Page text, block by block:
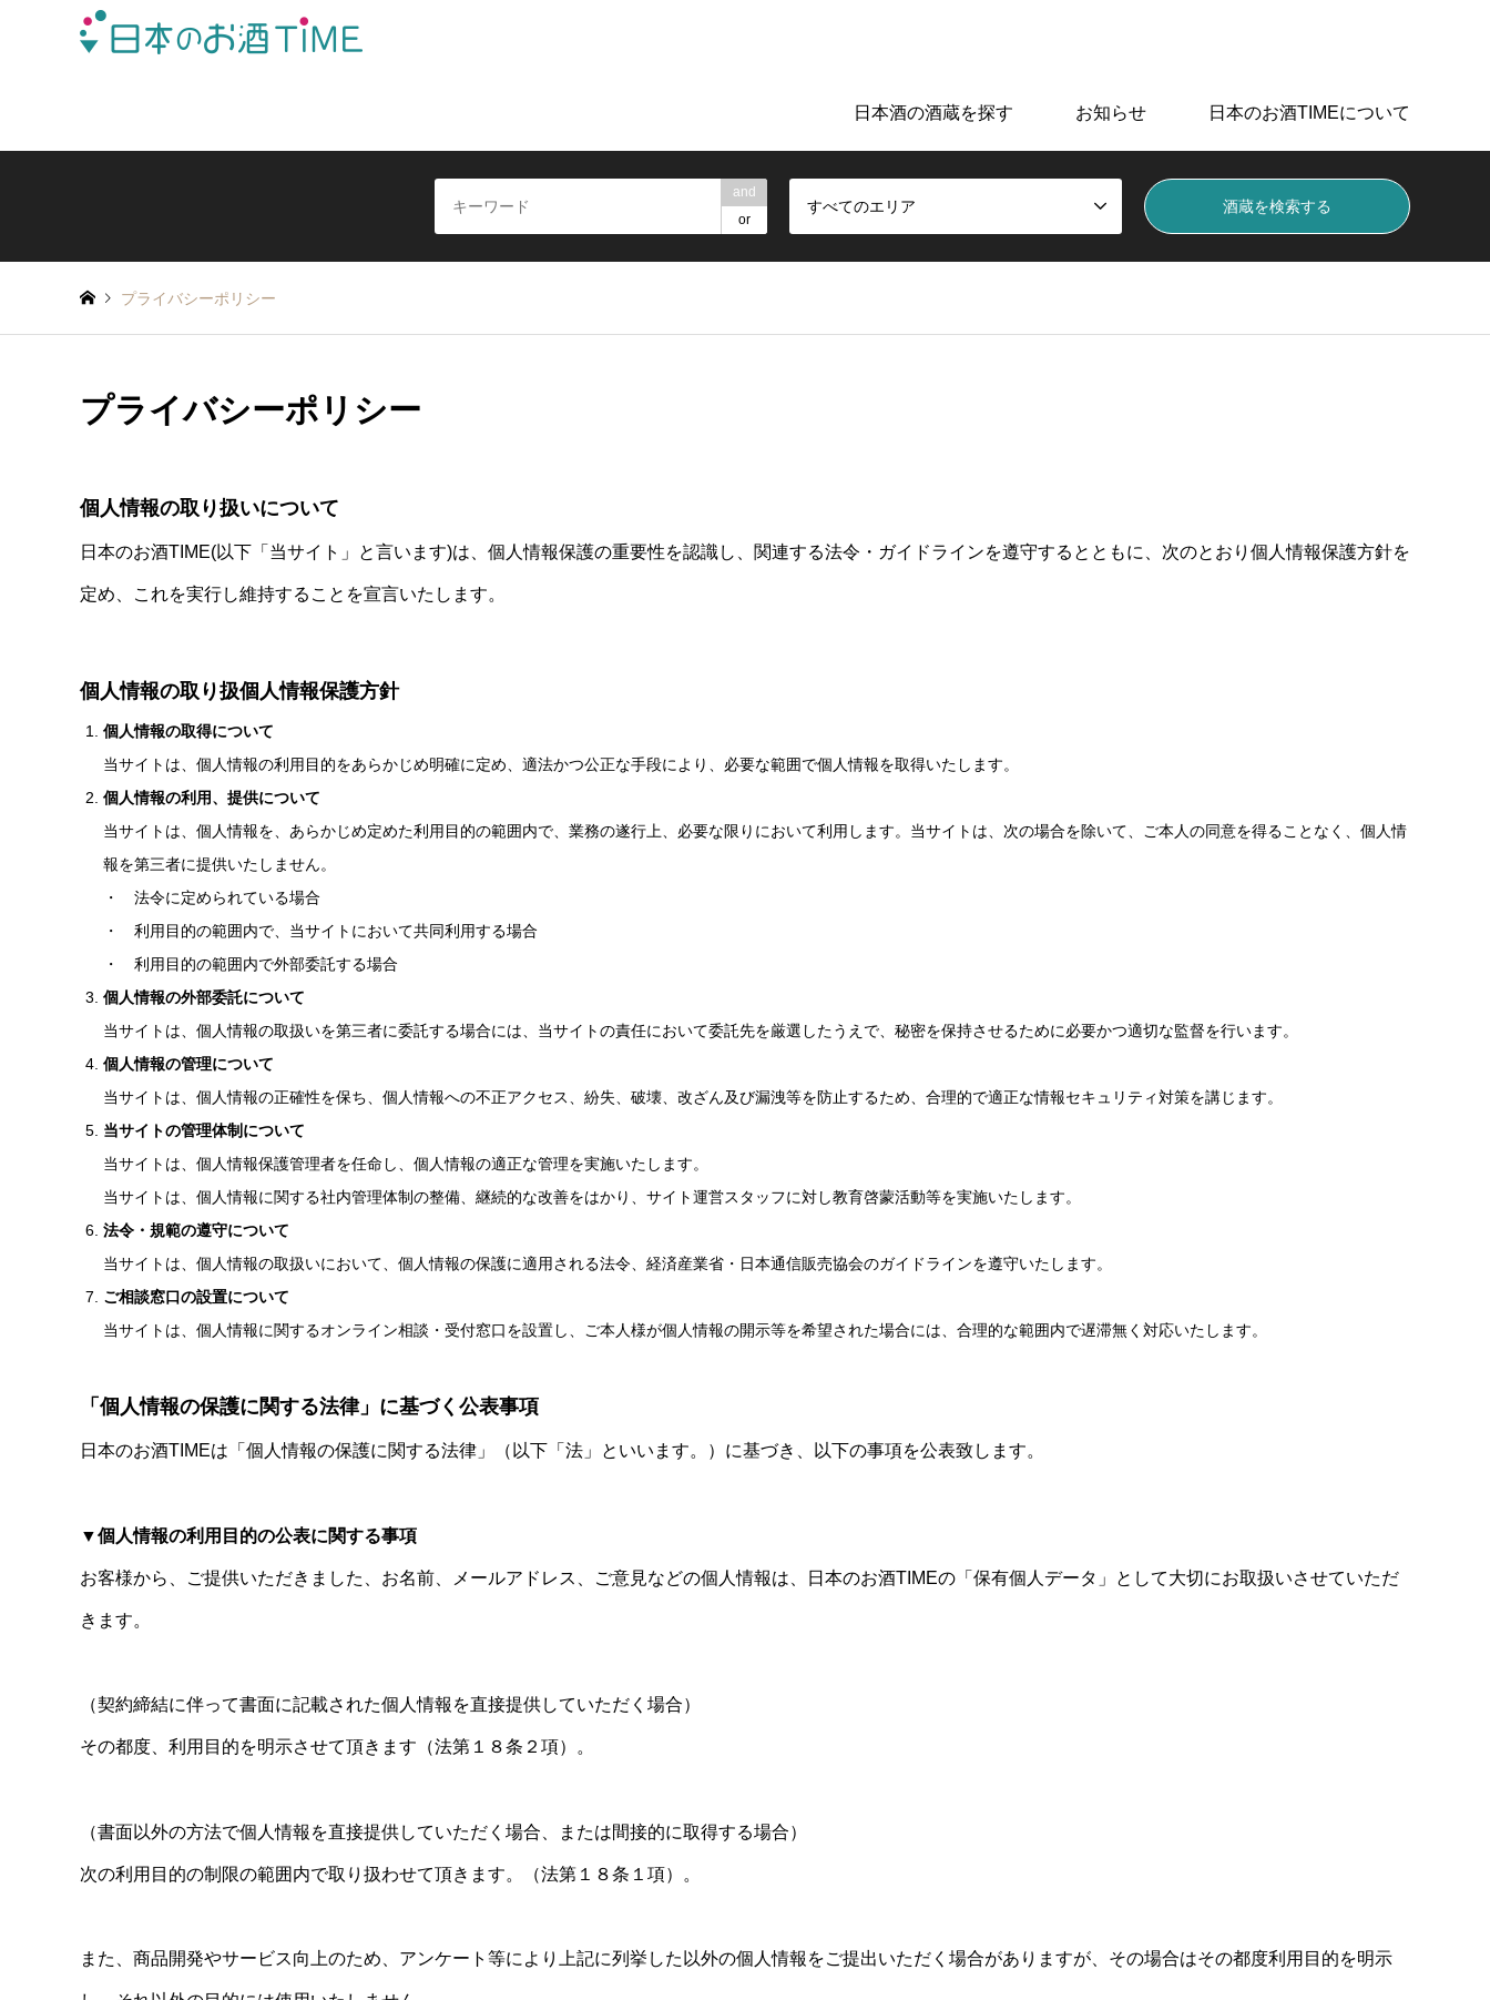
日本酒の酒蔵を探す お知らせ 日本のお酒TIMEについて
and
or
すべてのエリア
プライバシーポリシー
プライバシーポリシー
個人情報の取り扱いについて
日本のお酒TIME(以下「当サイト」と言います)は、個人情報保護の重要性を認識し、関連する法令・ガイドラインを遵守するとともに、次のとおり個人情報保護方針を
定め、これを実行し維持することを宣言いたします。
個人情報の取り扱個人情報保護方針
個人情報の取得について
当サイトは、個人情報の利用目的をあらかじめ明確に定め、適法かつ公正な手段により、必要な範囲で個人情報を取得いたします。
個人情報の利用、提供について
当サイトは、個人情報を、あらかじめ定めた利用目的の範囲内で、業務の遂行上、必要な限りにおいて利用します。当サイトは、次の場合を除いて、ご本人の同意を得ることなく、個人情
報を第三者に提供いたしません。
・ 法令に定められている場合
・ 利用目的の範囲内で、当サイトにおいて共同利用する場合
・ 利用目的の範囲内で外部委託する場合
個人情報の外部委託について
当サイトは、個人情報の取扱いを第三者に委託する場合には、当サイトの責任において委託先を厳選したうえで、秘密を保持させるために必要かつ適切な監督を行います。
個人情報の管理について
当サイトは、個人情報の正確性を保ち、個人情報への不正アクセス、紛失、破壊、改ざん及び漏洩等を防止するため、合理的で適正な情報セキュリティ対策を講じます。
当サイトの管理体制について
当サイトは、個人情報保護管理者を任命し、個人情報の適正な管理を実施いたします。
当サイトは、個人情報に関する社内管理体制の整備、継続的な改善をはかり、サイト運営スタッフに対し教育啓蒙活動等を実施いたします。
法令・規範の遵守について
当サイトは、個人情報の取扱いにおいて、個人情報の保護に適用される法令、経済産業省・日本通信販売協会のガイドラインを遵守いたします。
ご相談窓口の設置について
当サイトは、個人情報に関するオンライン相談・受付窓口を設置し、ご本人様が個人情報の開示等を希望された場合には、合理的な範囲内で遅滞無く対応いたします。
「個人情報の保護に関する法律」に基づく公表事項
日本のお酒TIMEは「個人情報の保護に関する法律」（以下「法」といいます。）に基づき、以下の事項を公表致します。
▼個人情報の利用目的の公表に関する事項
お客様から、ご提供いただきました、お名前、メールアドレス、ご意見などの個人情報は、日本のお酒TIMEの「保有個人データ」として大切にお取扱いさせていただ
きます。
（契約締結に伴って書面に記載された個人情報を直接提供していただく場合）
その都度、利用目的を明示させて頂きます（法第１８条２項）。
（書面以外の方法で個人情報を直接提供していただく場合、または間接的に取得する場合）
次の利用目的の制限の範囲内で取り扱わせて頂きます。（法第１８条１項）。
また、商品開発やサービス向上のため、アンケート等により上記に列挙した以外の個人情報をご提出いただく場合がありますが、その場合はその都度利用目的を明示